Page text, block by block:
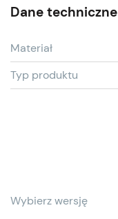
Dane techniczne
Materiał
Typ produktu
Wybierz wersję